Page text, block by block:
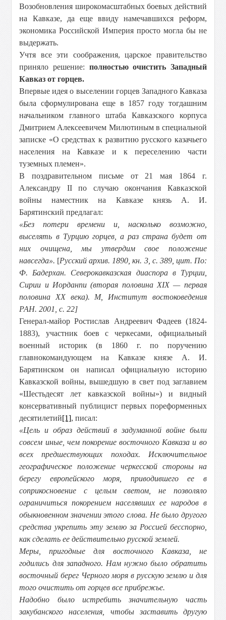
Возобновления широкомасштабных боевых действий
на Кавказе, да еще ввиду намечавшихся реформ,
экономика Российской Империя просто могла бы не
выдержать.
Учтя все эти соображения, царское правительство
приняло решение: полностью очистить Западный
Кавказ от горцев.
Впервые идея о выселении горцев Западного Кавказа
была сформулирована еще в 1857 году тогдашним
начальником главного штаба Кавказского корпуса
Дмитрием Алексеевичем Милютиным в специальной
записке «О средствах к развитию русского казачьего
населения на Кавказе и к переселению части
туземных племен».
В поздравительном письме от 21 мая 1864 г.
Александру II по случаю окончания Кавказской
войны наместник на Кавказе князь А. И.
Барятинский предлагал:
«Без потери времени и, насколько возможно,
выселять в Турцию горцев, а раз страна будет от
них очищена, мы утвердим свое положение
навсегда». [Русский архив. 1890, кн. 3, с. 389, цит. По:
Ф. Бадерхан. Северокавказская диаспора в Турции,
Сирии и Иорданnи (вторая половина XIX — первая
половина XX века). М, Институт востоковедения
РАН. 2001, с. 22]
Генерал-майор Ростислав Андреевич Фадеев (1824-
1883), участник боев с черкесами, официальный
военный историк (в 1860 г. по поручению
главнокомандующем на Кавказе князе А. И.
Барятинском он написал официальную историю
Кавказской войны, вышедшую в свет под заглавием
«Шестьдесят лет кавказской войны») и видный
консервативный публицист первых пореформенных
десятилетий[1], писал:
«Цель и образ действий в задуманной войне были
совсем иные, чем покорение восточного Кавказа и во
всех предшествующих походах. Исключительное
географическое положение черкесской стороны на
берегу европейского моря, приводившего ее в
соприкосновение с целым светом, не позволяло
ограничиться покорением населявших ее народов в
обыкновенном значении этого слова. Не было другого
средства укрепить эту землю за Россией бесспорно,
как сделать ее действительно русской землей.
Меры, пригодные для восточного Кавказа, не
годились для западного. Нам нужно было обратить
восточный берег Черного моря в русскую землю и для
того очистить от горцев все прибрежье.
Надобно было истребить значительную часть
закубанского населения, чтобы заставить другую